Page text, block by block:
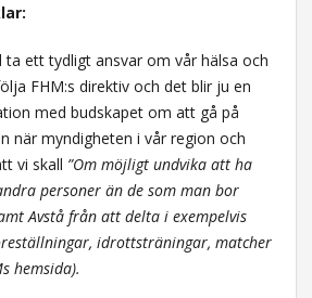
ta ett tydligt ansvar om vår hälsa och
FHM:s direktiv och det blir ju en
med budskapet om att gå på
när myndigheten i vår region och
vi skall ”Om möjligt undvika att ha
personer än de som man bor
Avstå från att delta i exempelvis
idrottsträningar, matcher
hemsida).